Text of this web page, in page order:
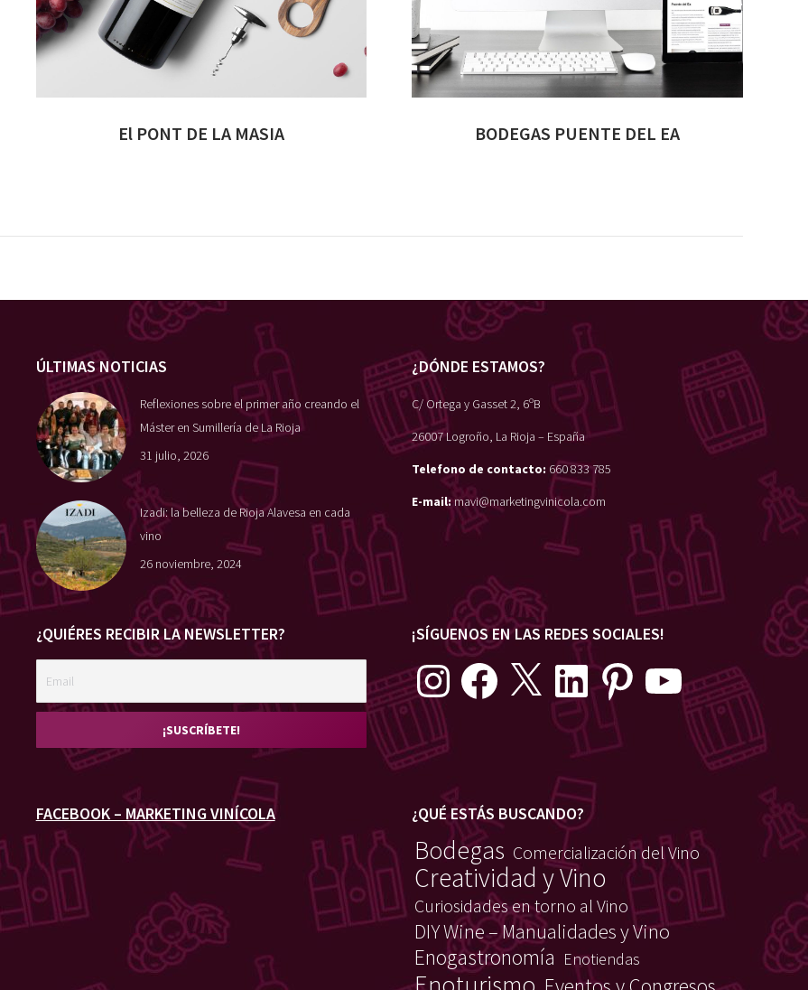
El PONT DE LA MASIA BODEGAS PUENTE DEL EA
ÚLTIMAS NOTICIAS
Reflexiones sobre el primer año creando el
Máster en Sumillería de La Rioja
31 julio, 2026
Izadi: la belleza de Rioja Alavesa en cada
vino
26 noviembre, 2024
¿DÓNDE ESTAMOS?
C/ Ortega y Gasset 2, 6ºB
26007 Logroño, La Rioja – España
Telefono de contacto: 660 833 785
E-mail:mavi@marketingvinicola.com
¿QUIÉRES RECIBIR LA NEWSLETTER? ¡SÍGUENOS EN LAS REDES SOCIALES!
Instagram Facebook LinkedIn Pinterest YouTube
FACEBOOK – MARKETING VINÍCOLA ¿QUÉ ESTÁS BUSCANDO?
Bodegas Comercialización del Vino
Creatividad y Vino
Curiosidades en torno al Vino
DIY Wine – Manualidades y Vino
Enogastronomía Enotiendas